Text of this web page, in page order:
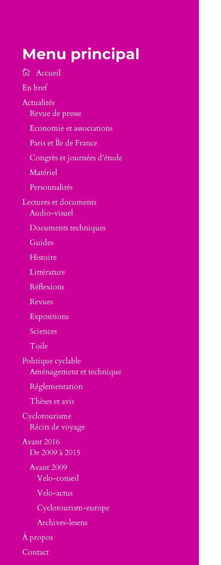
Menu principal
En bref
Actualités
Revue de presse
Economie et associations
Paris et Île de France
Congrès et journées d’étude
Matériel
Personnalités
Lectures et documents
Audio-visuel
Documents techniques
Guides
Histoire
Littérature
Réflexions
Revues
Expositions
Sciences
Toile
Politique cyclable
Aménagement et technique
Réglementation
Thèses et avis
Cyclotourisme
Récits de voyage
Avant 2016
De 2009 à 2015
Avant 2009
Velo-conseil
Velo-actus
Cyclotourism-europe
Archives-lesens
À propos
Contact